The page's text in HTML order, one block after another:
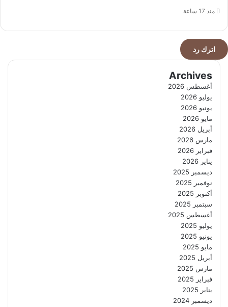
منذ 17 ساعة
اترك رد
Archives
أغسطس 2026
يوليو 2026
يونيو 2026
مايو 2026
أبريل 2026
مارس 2026
فبراير 2026
يناير 2026
ديسمبر 2025
نوفمبر 2025
أكتوبر 2025
سبتمبر 2025
أغسطس 2025
يوليو 2025
يونيو 2025
مايو 2025
أبريل 2025
مارس 2025
فبراير 2025
يناير 2025
ديسمبر 2024